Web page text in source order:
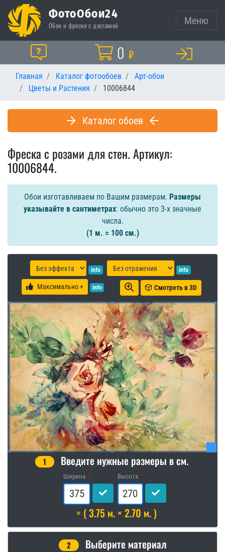
ФотоОбои24
Обои и фрески с доставкой Меню
Помощь Корзина
0 ₽
Главная Каталог фотообоев
Арт-обои
Цветы и Растения
10006844
Каталог обоев
Фреска с розами для стен. Артикул:
10006844.
Обои изготавливаем по Вашим размерам. Размеры
указывайте в сантиметрах: обычно это 3-х значные
числа.
(1 м. = 100 см.)
info info
Максимально + info Смотреть в 3D
1 Введите нужные размеры в см.
Ширина Высота
= ( 3.75 м. × 2.70 м. )
2 Выберите материал